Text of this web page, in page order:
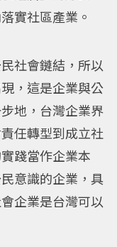
實社區產業。
社會鏈結，所以
，這是企業與公
地，台灣企業界
任轉型到成立社
踐當作企業本
意識的企業，具
企業是台灣可以